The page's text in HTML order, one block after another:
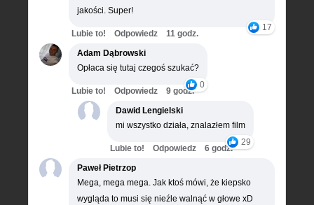
jakości. Super!
17
Lubie to! Odpowiedz
11 godz.
Adam Dąbrowski
Opłaca się tutaj czegoś szukać?
0
Lubie to! Odpowiedz
9 godz.
Dawid Lengielski
mi wszystko działa, znalazłem film
29
Lubie to! Odpowiedz
6 godz.
Paweł Pietrzop
Mega, mega mega. Jak ktoś mówi, że kiepsko
wygląda to musi się nieźle walnąć w głowe xD